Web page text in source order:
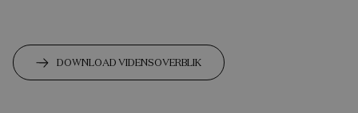
DOWNLOAD VIDENSOVERBLIK